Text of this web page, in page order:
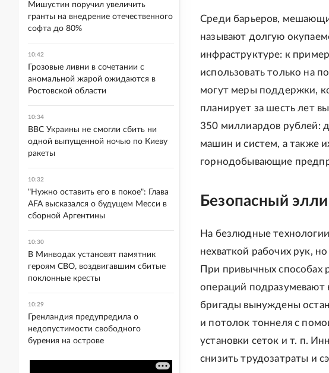
Среди барьеров,
называют долгую
инфраструктуре: к
использовать только на
могут меры поддержки,
планирует за шесть лет
350 миллиардов рублей:
машин и систем, а также
горнодобывающие
Безопасный
На безлюдные
нехваткой рабочих рук,
При привычных способах
операций подразумевают
бригады вынуждены
и потолок тоннеля с
установки сеток и т. п.
снизить трудозатраты и
Мишустин поручил увеличить
гранты на внедрение отечественного
софта до 80%
10:42
Грозовые ливни в сочетании с
аномальной жарой ожидаются в
Ростовской области
10:34
ВВС Украины не смогли сбить ни
одной выпущенной ночью по Киеву
ракеты
10:32
"Нужно оставить его в покое": Глава
AFA высказался о будущем Месси в
сборной Аргентины
10:30
В Минводах установят памятник
героям СВО, воздвигавшим сбитые
поклонные кресты
10:29
Гренландия предупредила о
недопустимости свободного
бурения на острове